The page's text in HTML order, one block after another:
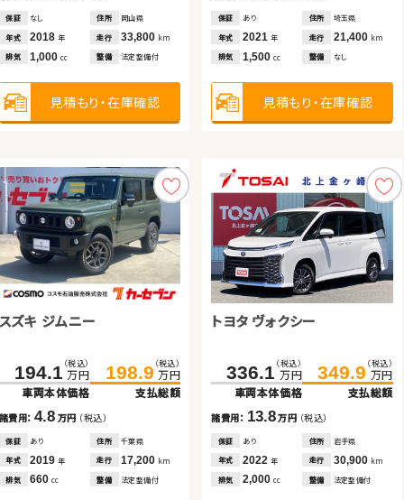
保証 なし 住所
岡山県
年式
2018年 走行 33,800 km
排気
1,000cc 整備 法定整備付
見積もり・在庫確認
保証 あり 住所
埼玉県
年式
2021 年 走行 21,400 km
排気
1,500 cc 整備 なし
見積もり・在庫確認
ズキ ジムニー
194.1 （税込）
万円
車両本体価格
198.9 （税込）
万円
支払総額
費用：4.8 万円 （税込）
保証 あり 住所
千葉県
年式
2019年 走行 17,200 km
排気
660cc 整備 法定整備付
トヨタ ヴォクシー
336.1 （税込）
万円
車両本体価格
349.9 （税込）
万円
支払総額
諸費用： 13.8万円 （税込）
保証 あり 住所
岩手県
年式
2022 年 走行 30,900 km
排気
2,000 cc 整備 法定整備付
車両本体価格
支払総額
費用：11.5 （税込）
保証 なし 住所
愛知県
年式
2016年 走行 105,600km
排気
2,500 cc 整備 なし
保証 あり 住所
福島県
年式
2013 年 走行 47,200 km
排気
1,500 cc 整備 なし
見積もり・在庫確認
産 エクストレイル
75.3 万円
車両本体価格
支払総額
費用：18.6 （税込）
保証 あり 住所 岩手県
トヨタ ヴォクシー
352.9（税込）
万円
車両本体価格
365.0
支払総額
諸費用：12.1 （税込）
保証 あり 住所 埼玉県
保証 あり 住所
秋田県
年式
2023年 走行 67,000 km
排気
2,500cc 整備 法定整備付
見積もり・在庫確認
保証 あり 住所
岐阜県
年式
2016 年 走行 60,600 km
排気
1,800 cc 整備 法定整備付
見積もり・在庫確認
ズキ スイフト
106.1 （税込）
万円
車両本体価格
115.4 （税込）
万円
支払総額
費用：9.3 万円 （税込）
保証 なし 住所
福島県
年式
2017年 走行 35,200 km
排気
1,200 整備 なし
ホンダ フリード ハイブリッド
139.0 （税込）
万円
車両本体価格
149.8 （税込）
万円
支払総額
諸費用： 10.8万円 （税込）
保証 あり 住所
岡山県
年式
2017 年 走行 49,000 km
排気
1,500 cc 整備 法定整備付
車両本体価格
支払総額
費用：10.3 （税込）
保証 あり 住所
岩手県
年式
2015年 走行 89,800km
排気
cc 整備 法定整備付
保証 あり 住所
宮城県
年式
2017 年 走行 66,500 km
排気
1,500 cc 整備 法定整備付
見積もり・在庫確認